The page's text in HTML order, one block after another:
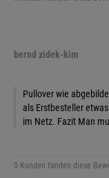
bernd zidek-kim
Pullover wie
als Erstbesteller
im Netz. Fazit Man
0 Kunden fanden diese